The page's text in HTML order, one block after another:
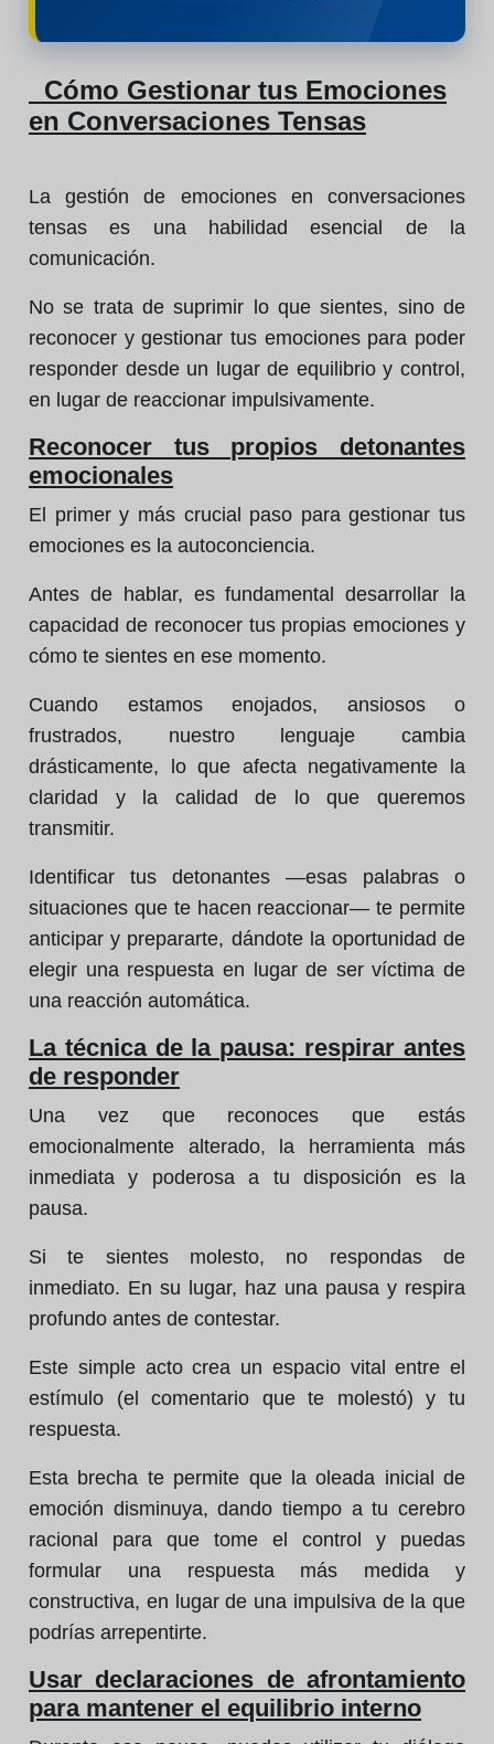
Cómo Gestionar tus Emociones
en Conversaciones Tensas
La gestión de emociones en conversaciones
tensas es una habilidad esencial de la
comunicación.
No se trata de suprimir lo que sientes, sino de
reconocer y gestionar tus emociones para poder
responder desde un lugar de equilibrio y control,
en lugar de reaccionar impulsivamente.
Reconocer tus propios detonantes
emocionales
El primer y más crucial paso para gestionar tus
emociones es la autoconciencia.
Antes de hablar, es fundamental desarrollar la
capacidad de reconocer tus propias emociones y
cómo te sientes en ese momento.
Cuando estamos enojados, ansiosos o
frustrados, nuestro lenguaje cambia
drásticamente, lo que afecta negativamente la
claridad y la calidad de lo que queremos
transmitir.
Identificar tus detonantes —esas palabras o
situaciones que te hacen reaccionar— te permite
anticipar y prepararte, dándote la oportunidad de
elegir una respuesta en lugar de ser víctima de
una reacción automática.
La técnica de la pausa: respirar antes
de responder
Una vez que reconoces que estás
emocionalmente alterado, la herramienta más
inmediata y poderosa a tu disposición es la
pausa.
Si te sientes molesto, no respondas de
inmediato. En su lugar, haz una pausa y respira
profundo antes de contestar.
Este simple acto crea un espacio vital entre el
estímulo (el comentario que te molestó) y tu
respuesta.
Esta brecha te permite que la oleada inicial de
emoción disminuya, dando tiempo a tu cerebro
racional para que tome el control y puedas
formular una respuesta más medida y
constructiva, en lugar de una impulsiva de la que
podrías arrepentirte.
Usar declaraciones de afrontamiento
para mantener el equilibrio interno